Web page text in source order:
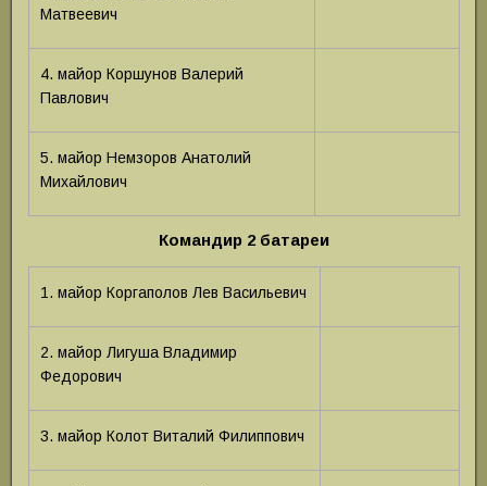
Матвеевич
4. майор Коршунов Валерий
Павлович
5. майор Немзоров Анатолий
Михайлович
Командир 2 батареи
1. майор Коргаполов Лев Васильевич
2. майор Лигуша Владимир
Федорович
3. майор Колот Виталий Филиппович